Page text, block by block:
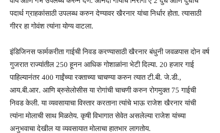
पदार्थ ग्राहकांसाठी उपलब्ध करुन देण्यावर खैरनार यांचा निर्धार होता. त्यासाठी
गीरर हा गोवंश त्यांना योग्य वाटला.
इंडिजिनस फार्मकरीता गाईची निवड करण्यासाठी खैरनार बंधुनी जवळपास दोन वर्ष
गुजरात राज्यांतील 250 हूनन आधिक गोशाळांना भेटी दिल्या. 20 हजार गाई
पाहिल्यानंतर 400 गाईंच्या रक्ताच्या चाचण्या करुन त्यात टी.बी. जे.डी.,
आय.बी.आर. आणि ब्रुसेलोसीस या रोगांची चाचणी करुन रोगमुक्त 75 गाईची
निवड केली. या व्यवसायाचा विस्तार करताना त्यांचे भाऊ राजेश खैरनार यांची
त्यांना मोलाची साथ मिळतेय. कृषी विभागात सेवेत असलेल्या राजेश यांच्या
अनुभवाचा देखील या व्यवसायात मोलाचा हातभार लागतोय.